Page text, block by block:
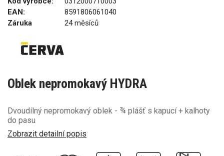
EAN:
8591806061040
Záruka
24 měsíců
Oblek nepromokavý HYDRA
Dvoudílný nepromokavý oblek - ¾ plášť s kapucí + kalhoty
do pasu
Zobrazit detailní popis